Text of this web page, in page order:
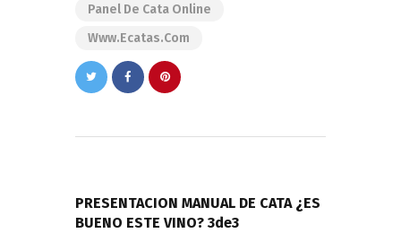
Panel De Cata Online
Www.ecatas.com
entradas
PRESENTACION MANUAL DE CATA ¿ES
BUENO ESTE VINO? 3de3